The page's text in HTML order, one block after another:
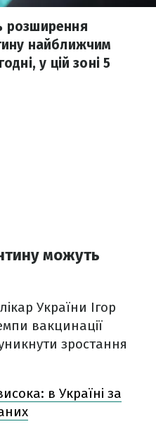
розширення
найближчим
у цій зоні 5
можуть
України Ігор
вакцинації
зростання
в Україні за